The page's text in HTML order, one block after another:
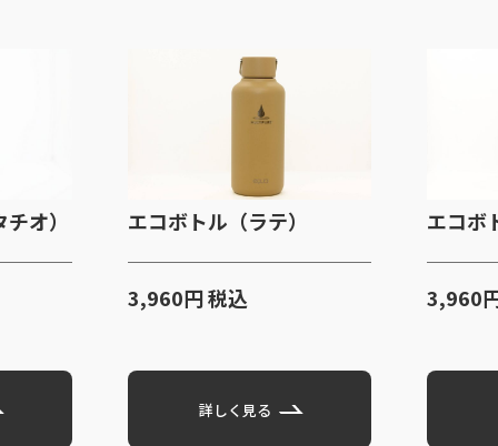
オ） エコボトル（ラテ）
3,960円 税込
詳しく見る
エコボ
3,960